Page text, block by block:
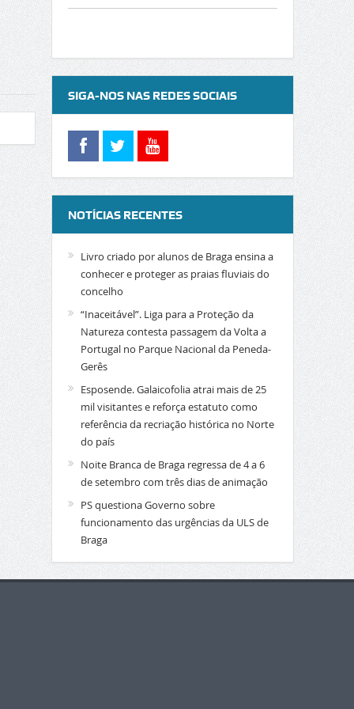
SIGA-NOS NAS REDES SOCIAIS
NOTÍCIAS RECENTES
Livro criado por alunos de Braga ensina a
conhecer e proteger as praias fluviais do
concelho
“Inaceitável”. Liga para a Proteção da
Natureza contesta passagem da Volta a
Portugal no Parque Nacional da Peneda-
Gerês
Esposende. Galaicofolia atrai mais de 25
mil visitantes e reforça estatuto como
referência da recriação histórica no Norte
do país
Noite Branca de Braga regressa de 4 a 6
de setembro com três dias de animação
PS questiona Governo sobre
funcionamento das urgências da ULS de
Braga